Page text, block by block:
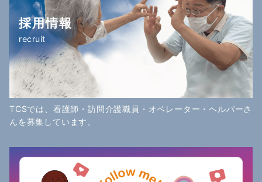
採用情報
recruit
TCSでは、看護師・訪問介護職員・オペレーター・ヘルパーさ
んを募集しています。